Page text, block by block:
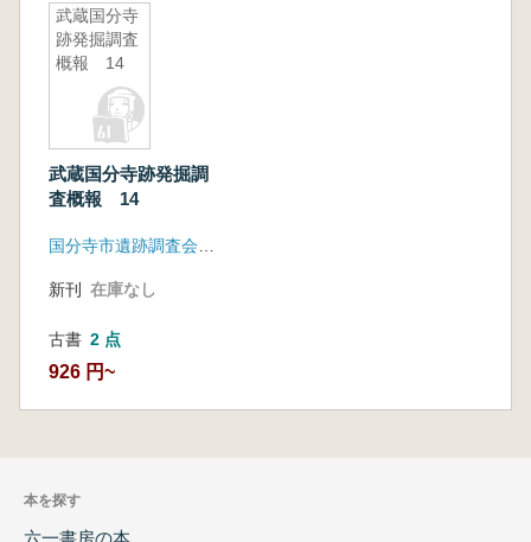
武蔵国分寺
跡発掘調査
概報 14
武蔵国分寺跡発掘調
査概報 14
新刊 在庫なし
古書 2 点
926 円~
本を探す
六一書房の本